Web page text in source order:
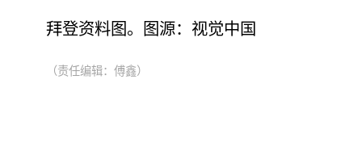
拜登资料图。图源：视觉中国
（责任编辑：傅鑫）